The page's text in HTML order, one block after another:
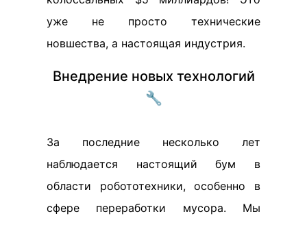
уже не просто технические
новшества, а настоящая индустрия.
Внедрение новых технологий
🔧
За последние несколько лет
наблюдается настоящий бум в
области робототехники, особенно в
сфере переработки мусора. Мы